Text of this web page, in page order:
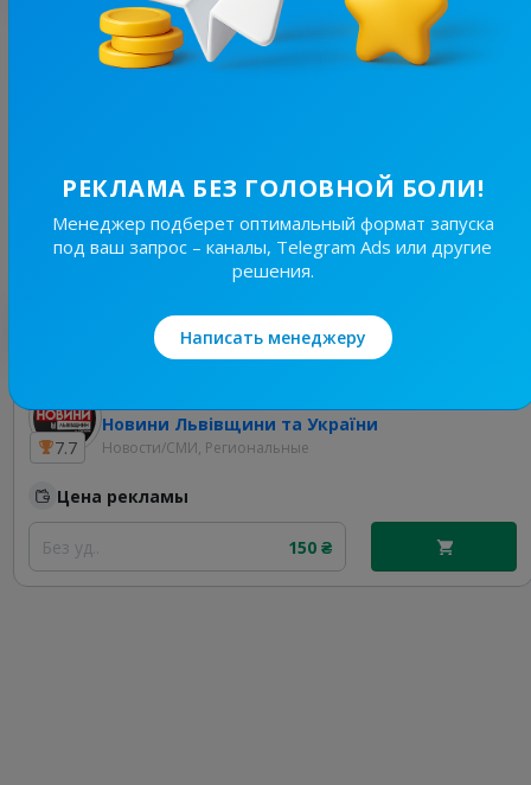
69.6K/
23.4K
20/24 2 350 ₴
Лучшие по теме
7.7
Новини Львівщини та України
Новости/СМИ, Региональные
Цена рекламы
Без уд.. 150 ₴
РЕКЛАМА БЕЗ ГОЛОВНОЙ БОЛИ!
Менеджер подберет оптимальный формат запуска
под ваш запрос – каналы, Telegram Ads или другие
решения.
Написать менеджеру